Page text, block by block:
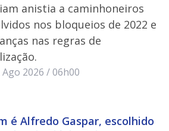
anistia a caminhoneiros
nos bloqueios de 2022 e
nas regras de
Ago 2026 / 06h00
é Alfredo Gaspar, escolhido